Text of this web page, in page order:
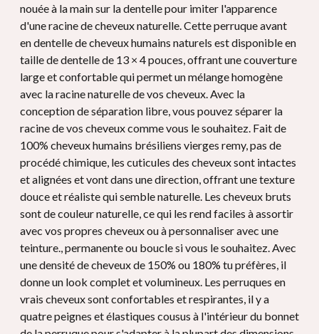
nouée à la main sur la dentelle pour imiter l'apparence
d'une racine de cheveux naturelle. Cette perruque avant
en dentelle de cheveux humains naturels est disponible en
taille de dentelle de 13 × 4 pouces, offrant une couverture
large et confortable qui permet un mélange homogène
avec la racine naturelle de vos cheveux. Avec la
conception de séparation libre, vous pouvez séparer la
racine de vos cheveux comme vous le souhaitez. Fait de
100% cheveux humains brésiliens vierges remy, pas de
procédé chimique, les cuticules des cheveux sont intactes
et alignées et vont dans une direction, offrant une texture
douce et réaliste qui semble naturelle. Les cheveux bruts
sont de couleur naturelle, ce qui les rend faciles à assortir
avec vos propres cheveux ou à personnaliser avec une
teinture., permanente ou boucle si vous le souhaitez. Avec
une densité de cheveux de 150% ou 180% tu préfères, il
donne un look complet et volumineux. Les perruques en
vrais cheveux sont confortables et respirantes, il y a
quatre peignes et élastiques cousus à l'intérieur du bonnet